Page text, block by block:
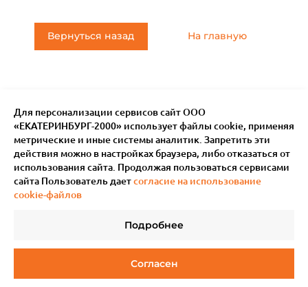
Вернуться назад На главную
Подробнее
Согласен
Для персонализации сервисов сайт ООО
«ЕКАТЕРИНБУРГ-2000» использует файлы сookie, применяя
метрические и иные системы аналитик. Запретить эти
действия можно в настройках браузера, либо отказаться от
использования сайта. Продолжая пользоваться сервисами
сайта Пользователь даетсогласие на использование
cookie-файлов